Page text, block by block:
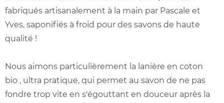
fabriqués artisanalement à la main par Pascale et
Yves, saponifiés à froid pour des savons de haute
qualité !
Nous aimons particulièrement la lanière en coton
bio , ultra pratique, qui permet au savon de ne pas
fondre trop vite en s'égouttant en douceur après la